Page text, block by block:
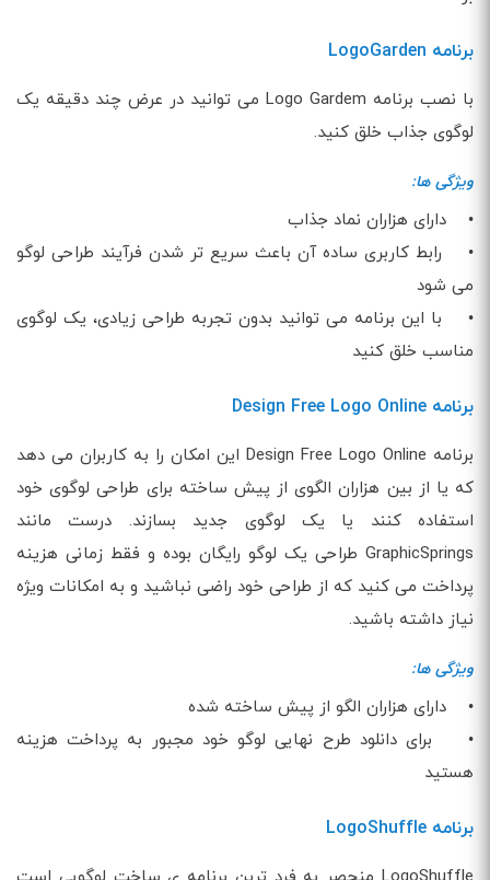
برنامه LogoGarden
با نصب برنامه Logo Gardem می توانید در عرض چند دقیقه یک
لوگوی جذاب خلق کنید.
ویژگی ها:
• دارای هزاران نماد جذاب
• رابط کاربری ساده آن باعث سریع تر شدن فرآیند طراحی لوگو
می شود
• با این برنامه می توانید بدون تجربه طراحی زیادی، یک لوگوی
مناسب خلق کنید
برنامه Design Free Logo Online
برنامه Design Free Logo Online این امکان را به کاربران می دهد
که یا از بین هزاران الگوی از پیش ساخته برای طراحی لوگوی خود
استفاده کنند یا یک لوگوی جدید بسازند. درست مانند
GraphicSprings طراحی یک لوگو رایگان بوده و فقط زمانی هزینه
پرداخت می کنید که از طراحی خود راضی نباشید و به امکانات ویژه
نیاز داشته باشید.
ویژگی ها:
• دارای هزاران الگو از پیش ساخته شده
• برای دانلود طرح نهایی لوگو خود مجبور به پرداخت هزینه
هستید
برنامه LogoShuffle